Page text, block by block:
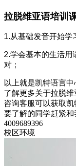
拉脱维亚语培训
1.从基础发音开始学
2.学会基本的生活用
对；
以上就是凯特语言
了解更多关于拉脱维
咨询客服可以获取
要了解的同学赶紧
4009689396
校区环境